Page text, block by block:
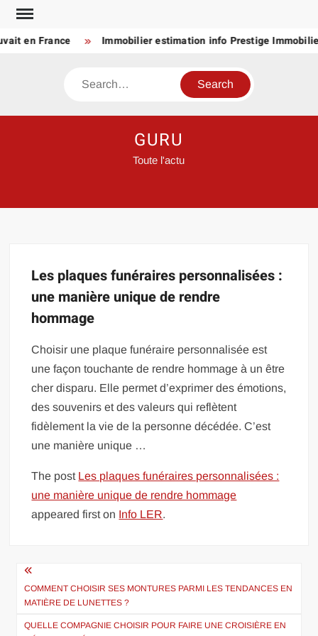
Skip
contenten France Immobilier estimation info Prestige
Search
GURU
Toute l'actu
Les plaques funéraires personnalisées :
une manière unique de rendre
hommage
Choisir une plaque funéraire personnalisée est
une façon touchante de rendre hommage à un être
cher disparu. Elle permet d’exprimer des émotions,
des souvenirs et des valeurs qui reflètent
fidèlement la vie de la personne décédée. C’est
une manière unique …
The post Les plaques funéraires personnalisées :
une manière unique de rendre hommage
appeared first on Info LER.
Navigation
de
l’article
COMMENT CHOISIR SES MONTURES PARMI LES TENDANCES EN
MATIÈRE DE LUNETTES ?
QUELLE COMPAGNIE CHOISIR POUR FAIRE UNE CROISIÈRE EN